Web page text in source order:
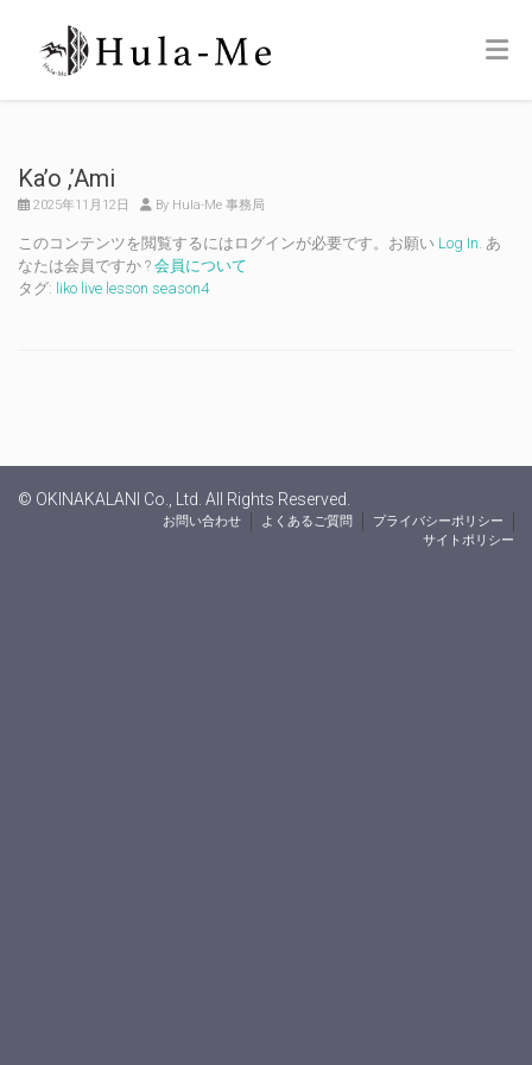
Ka’o ,’Ami
2025年11月12日 By Hula-Me 事務局
このコンテンツを閲覧するにはログインが必要です。お願い Log In. あ
なたは会員ですか ? 会員について
タグ: liko live lesson season4
© OKINAKALANI Co., Ltd. All Rights Reserved.
お問い合わせ よくあるご質問
プライバシーポリシー
サイトポリシー